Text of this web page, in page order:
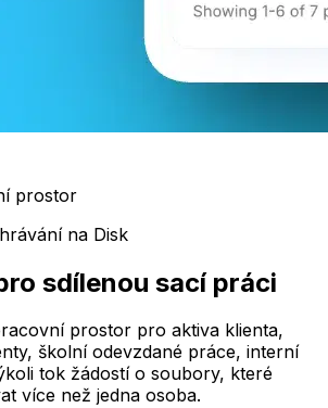
prostor
na Disk
sdílenou sací práci
prostor pro aktiva klienta,
školní odevzdané práce, interní
tok žádostí o soubory, které
více než jedna osoba.